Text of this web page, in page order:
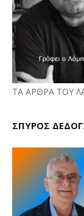
ΤΑ ΑΡΘΡΑ ΤΟΥ
ΣΠΥΡΟΣ